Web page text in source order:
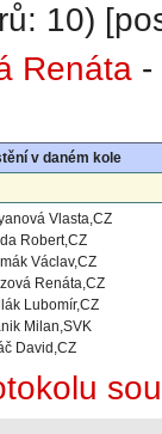
10)
Renáta -
v daném kole
Vlasta,CZ
Robert,CZ
Václav,CZ
Renáta,CZ
Lubomír,CZ
Milan,SVK
David,CZ